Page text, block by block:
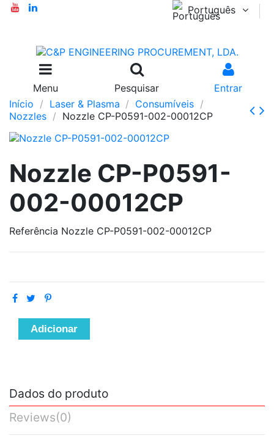
Português
Menu Pesquisar
Entrar
Início
Laser & Plasma
Consumíveis
Nozzles
Nozzle CP-P0591-002-00012CP
Nozzle CP-P0591-
002-00012CP
Referência Nozzle CP-P0591-002-00012CP
Adicionar
Dados do produto
Reviews(0)